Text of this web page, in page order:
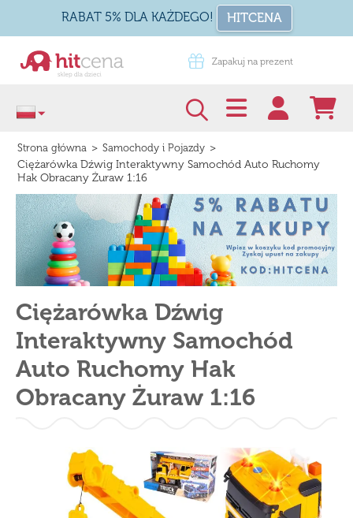
RABAT 5% DLA KAŻDEGO! HITCENA
Zapakuj na prezent Darmowa dostawa od 99 zł
Strona główna > Samochody i Pojazdy >
Ciężarówka Dźwig Interaktywny Samochód Auto Ruchomy
Hak Obracany Żuraw 1:16
Ciężarówka Dźwig
Interaktywny Samochód
Auto Ruchomy Hak
Obracany Żuraw 1:16